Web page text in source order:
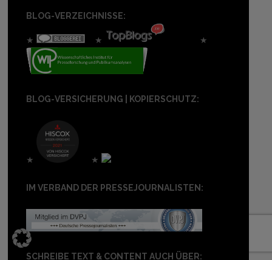
BLOG-VERZEICHNISSE:
★ ★ ★
BLOG-VERSICHERUNG | KOPIERSCHUTZ:
★ ★
IM VERBAND DER PRESSEJOURNALISTEN:
SCHREIBE TEXT & CONTENT AUCH ÜBER: